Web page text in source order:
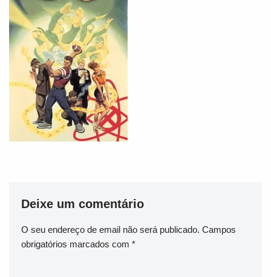
Deixe um comentário
O seu endereço de email não será publicado. Campos
obrigatórios marcados com *